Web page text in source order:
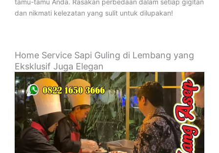
dan nikmati kelezatan yang sulit untuk dilupakan!
Home Service Sapi Guling di Lembang yang
Eksklusif Juga Elegan